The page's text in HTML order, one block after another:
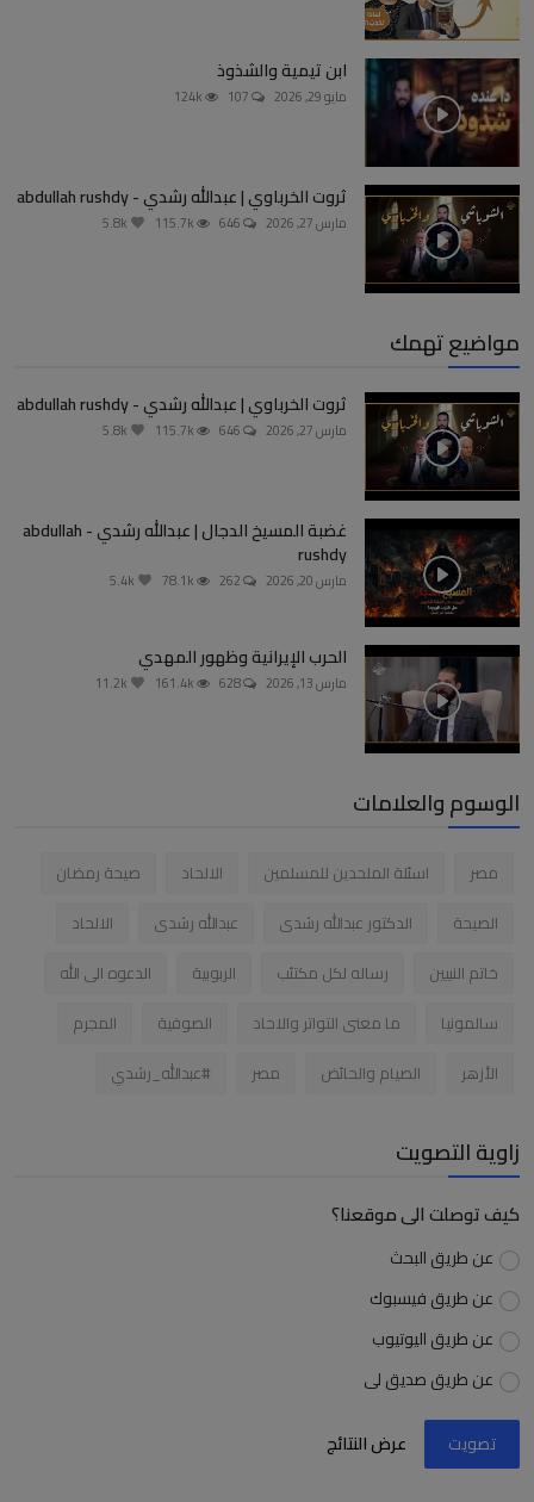
ابن تيمية والشذوذ
مايو 29, 2026
ثروت الخرباوي | عبدالله رشدي - abdullah rushdy
مارس 27, 2026
مواضيع تهمك
ثروت الخرباوي | عبدالله رشدي - abdullah rushdy
مارس 27, 2026
غضبة المسيخ الدجال | عبدالله رشدي - abdullah
rushdy
مارس 20, 2026
الحرب الإيرانية وظهور المهدي
مارس 13, 2026
الوسوم والعلامات
مصر اسئلة الملحدين للمسلمين الالحاد
صيحة رمضان
الصيحة
الدكتور عبدالله رشدى عبدالله رشدى
الالحاد
خاتم النبيين
رساله لكل مكتئب الربوبية
الدعوه الى الله
سالمونيا
ما معنى التواتر والاحاد الصوفية
المجرم
الأزهر
الصيام والحائض مصر #عبدالله_رشدي
زاوية التصويت
كيف توصلت الى موقعنا؟
عن طريق البحث
عن طريق فيسبوك
عن طريق اليوتيوب
عن طريق صديق لى
تصويت عرض النتائج